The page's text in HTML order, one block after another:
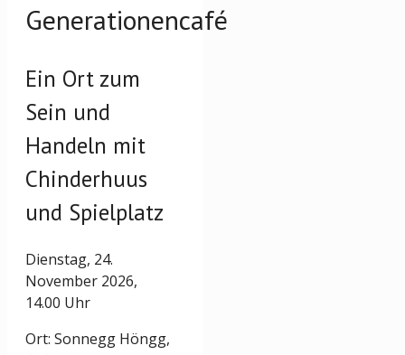
Generationencafé
Ein Ort zum
Sein und
Handeln mit
Chinderhuus
und Spielplatz
Dienstag, 24.
November 2026,
14.00 Uhr
Ort: Sonnegg Höngg,